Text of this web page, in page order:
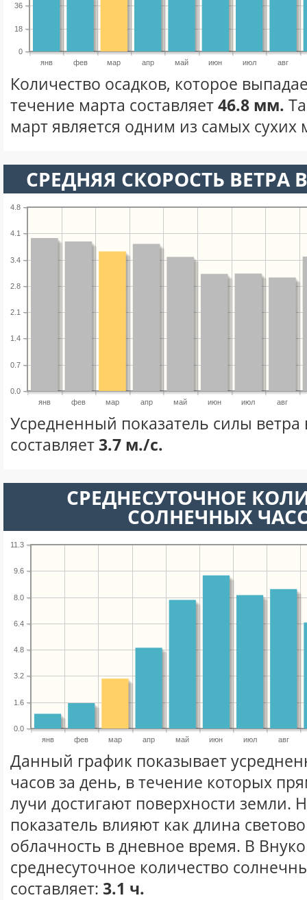
янв фев мар апр май июн июл авг
0
18
36
Количество осадков, которое
течение марта составляет46.8 мм.
март является одним из самых сухих
СРЕДНЯЯ СКОРОСТЬ ВЕТРА
янв фев мар апр май июн июл авг
0.0
0.7
1.4
2.1
2.8
3.4
4.1
4.8
Усредненный показатель силы ветра
составляет3.7 м./с.
СРЕДНЕСУТОЧНОЕ
СОЛНЕЧНЫХ
янв фев мар апр май июн июл авг
0.0
1.6
3.2
4.8
6.4
8.0
9.6
11.3
Данный график показывает
часов за день, в течение которых
лучи достигают поверхности земли.
показатель влияют как длина
облачность в дневное время. В
среднесуточное количество
составляет: 3.1 ч.